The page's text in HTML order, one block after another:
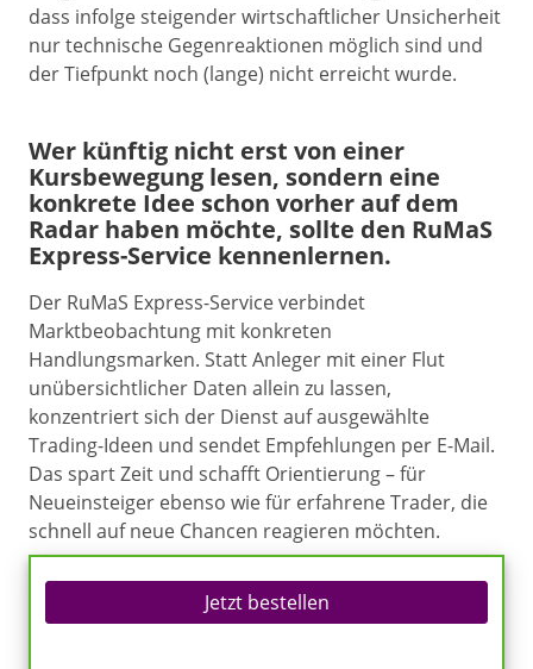
dass infolge steigender wirtschaftlicher Unsicherheit
nur technische Gegenreaktionen möglich sind und
der Tiefpunkt noch (lange) nicht erreicht wurde.
Wer künftig nicht erst von einer
Kursbewegung lesen, sondern eine
konkrete Idee schon vorher auf dem
Radar haben möchte, sollte den RuMaS
Express-Service kennenlernen.
Der RuMaS Express-Service verbindet
Marktbeobachtung mit konkreten
Handlungsmarken. Statt Anleger mit einer Flut
unübersichtlicher Daten allein zu lassen,
konzentriert sich der Dienst auf ausgewählte
Trading-Ideen und sendet Empfehlungen per E-Mail.
Das spart Zeit und schafft Orientierung – für
Neueinsteiger ebenso wie für erfahrene Trader, die
schnell auf neue Chancen reagieren möchten.
Jetzt bestellen